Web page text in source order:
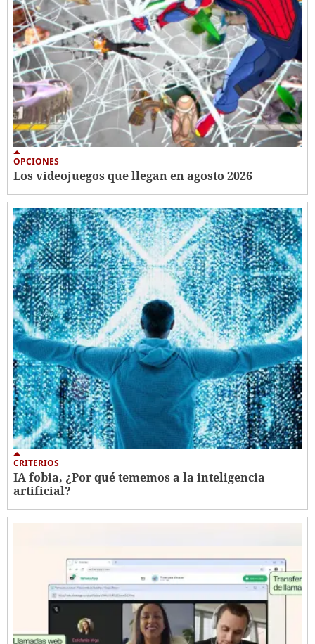
OPCIONES
Los videojuegos que llegan en agosto 2026
CRITERIOS
IA fobia, ¿Por qué tememos a la inteligencia
artificial?